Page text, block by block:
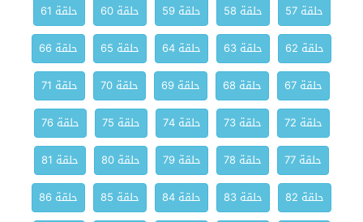
حلقة 57
حلقة 58 حلقة 59 حلقة 60
حلقة 61
حلقة 62
حلقة 63 حلقة 64 حلقة 65
حلقة 66
حلقة 67
حلقة 68 حلقة 69 حلقة 70
حلقة 71
حلقة 72
حلقة 73 حلقة 74 حلقة 75
حلقة 76
حلقة 77
حلقة 78 حلقة 79 حلقة 80
حلقة 81
حلقة 82
حلقة 83 حلقة 84 حلقة 85
حلقة 86